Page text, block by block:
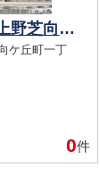
グランクラッセ上野芝向ヶ丘 中古マンション （上野芝駅）
ケ丘町一丁
0件